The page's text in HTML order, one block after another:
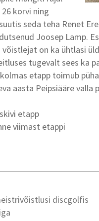
korvi ning
seda teha Renet
Joosep Lamp.
võistlejat on ka ühtlasi
tugevalt sees ka
etapp toimub
aasta Peipsiääre valla
etapp
viimast etappi
discgolfis